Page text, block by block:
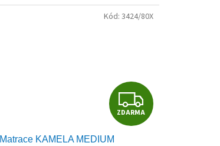
Z
D
ZDARMA
Matrace KAMELA MEDIUM
Kód: 3424/80X